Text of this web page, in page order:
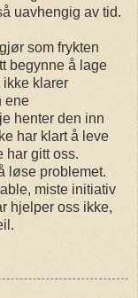
uavhengig av tid.
som frykten
begynne å lage
ikke klarer
ene
henter den inn
har klart å leve
har gitt oss.
løse problemet.
miste initiativ
hjelper oss ikke,